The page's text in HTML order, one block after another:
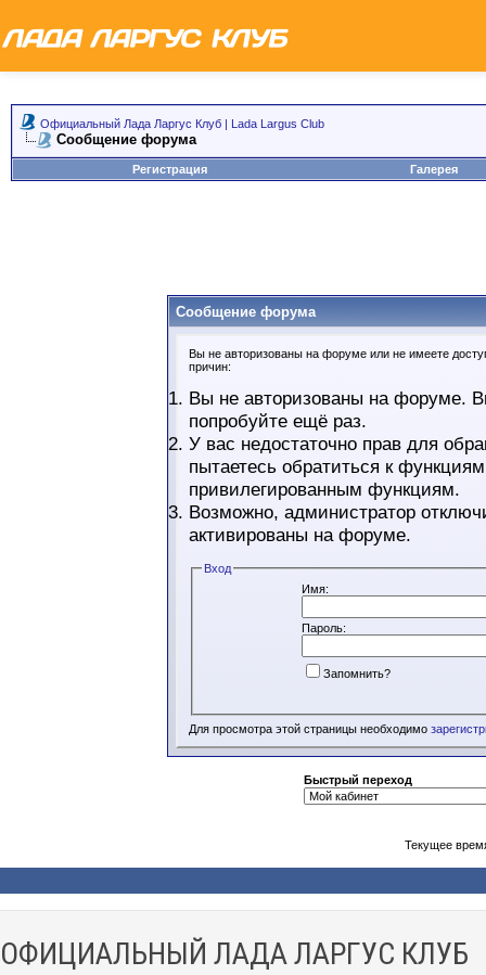
Официальный Лада Ларгус Клуб | Lada Largus Club
Сообщение форума
Регистрация Галерея
Сообщение форума
Вы не авторизованы на форуме или не имеете
причин:
Вы не авторизованы на форуме.
попробуйте ещё раз.
У вас недостаточно прав для
пытаетесь обратиться к
привилегированным функциям.
Возможно, администратор
активированы на форуме.
Вход
Имя:
Пароль:
Запомнить?
Для просмотра этой страницы необходимо
Быстрый переход
Текущее
ОФИЦИАЛЬНЫЙ ЛАДА ЛАРГУС КЛУБ